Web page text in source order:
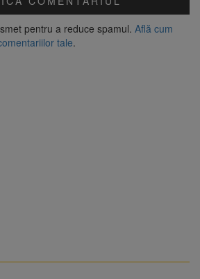
pentru a reduce spamul. Află cum
tale.